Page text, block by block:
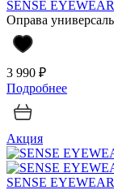
SENSE
Оправа
3 990 ₽
Подробнее
Акция
SENSE